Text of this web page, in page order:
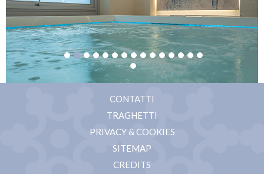
CONTATTI
TRAGHETTI
PRIVACY & COOKIES
SITEMAP
CREDITS